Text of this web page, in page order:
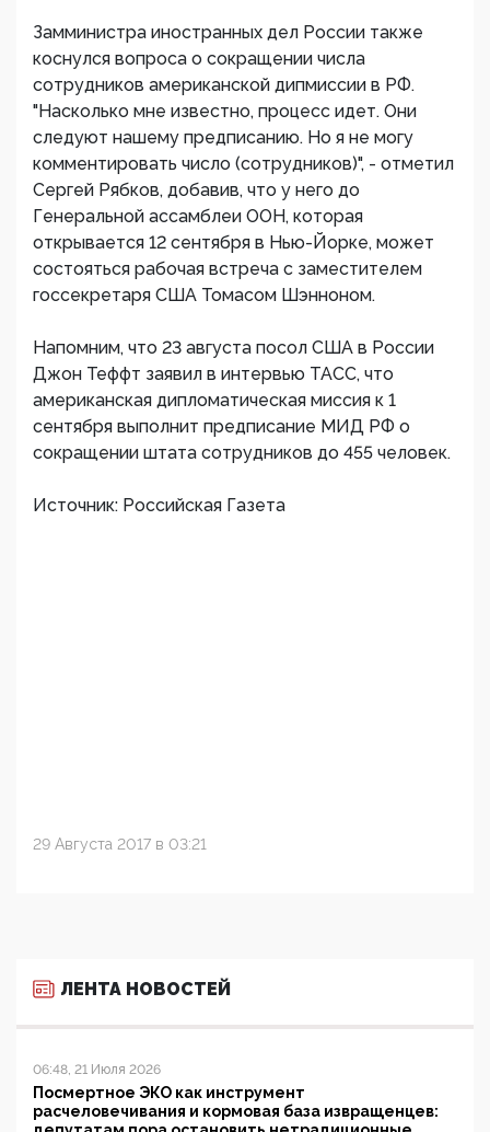
Замминистра иностранных дел России также
коснулся вопроса о сокращении числа
сотрудников американской дипмиссии в РФ.
"Насколько мне известно, процесс идет. Они
следуют нашему предписанию. Но я не могу
комментировать число (сотрудников)", - отметил
Сергей Рябков, добавив, что у него до
Генеральной ассамблеи ООН, которая
открывается 12 сентября в Нью-Йорке, может
состояться рабочая встреча с заместителем
госсекретаря США Томасом Шэнноном.
Напомним, что 23 августа посол США в России
Джон Теффт заявил в интервью ТАСС, что
американская дипломатическая миссия к 1
сентября выполнит предписание МИД РФ о
сокращении штата сотрудников до 455 человек.
Источник: Российская Газета
29 Августа 2017 в 03:21
ЛЕНТА НОВОСТЕЙ
06:48, 21 Июля 2026
Посмертное ЭКО как инструмент
расчеловечивания и кормовая база извращенцев: